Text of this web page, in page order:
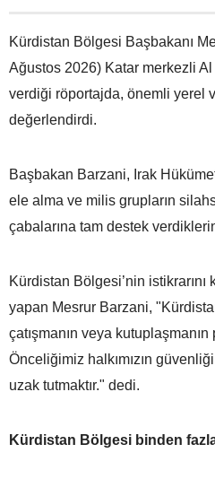
Kürdistan Bölgesi Başbakanı
Ağustos 2026) Katar merkezli
verdiği röportajda, önemli yerel
değerlendirdi.
Başbakan Barzani, Irak
ele alma ve milis grupların
çabalarına tam destek
Kürdistan Bölgesi’nin
yapan Mesrur Barzani,
çatışmanın veya kutuplaşmanın
Önceliğimiz halkımızın
uzak tutmaktır." dedi.
Kürdistan Bölgesi binden